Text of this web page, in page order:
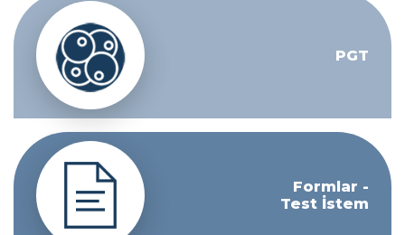
PGT
Formlar -
Test İstem